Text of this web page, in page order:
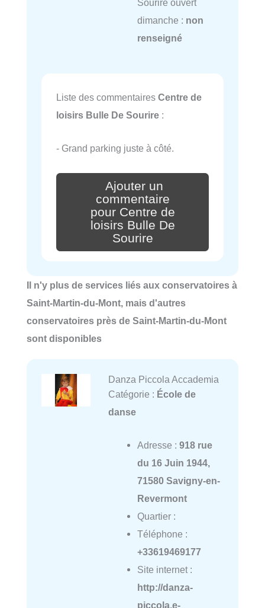
Sourire ouvert
dimanche : non
renseigné
Liste des commentaires Centre de
loisirs Bulle De Sourire :
- Grand parking juste à côté.
Ajouter un
commentaire
pour Centre de
loisirs Bulle De
Sourire
Il n'y plus de services liés aux conservatoires à
Saint-Martin-du-Mont, mais d'autres
conservatoires près de Saint-Martin-du-Mont
sont disponibles
Danza Piccola Accademia
Catégorie : École de
danse
Adresse : 918 rue
du 16 Juin 1944,
71580 Savigny-en-
Revermont
Quartier :
Téléphone :
+33619469177
Site internet :
http://danza-
piccola.e-